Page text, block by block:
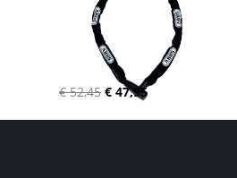
€ 52,45 € 47,95